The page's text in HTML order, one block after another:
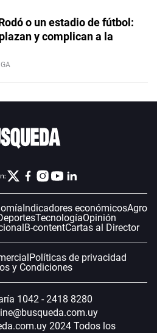
o un estadio de fútbol:
y complican a la
Indicadores económicosAgro
TecnologíaOpinión
B-contentCartas al Director
Políticas de privacidad
y Condiciones
1042 - 2418 8280
2024 Todos los